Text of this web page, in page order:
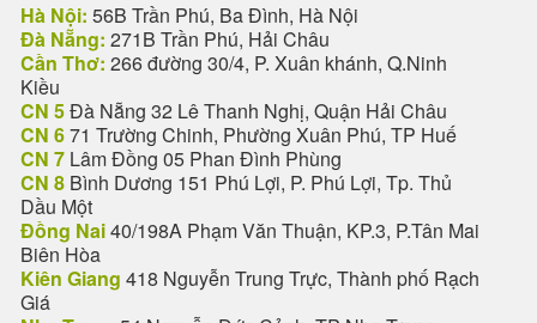
Hà Nội: 56B Trần Phú, Ba Đình, Hà Nội
Đà Nẵng: 271B Trần Phú, Hải Châu
Cần Thơ: 266 đường 30/4, P. Xuân khánh, Q.Ninh
Kiều
CN 5Đà Nẵng 32 Lê Thanh Nghị, Quận Hải Châu
CN 671 Trường Chinh, Phường Xuân Phú, TP Huế
CN 7 Lâm Đồng 05 Phan Đình Phùng
CN 8 Bình Dương 151 Phú Lợi, P. Phú Lợi, Tp. Thủ
Dầu Một
Đồng Nai40/198A Phạm Văn Thuận, KP.3, P.Tân Mai
Biên Hòa
Kiên Giang 418 Nguyễn Trung Trực, Thành phố Rạch
Giá